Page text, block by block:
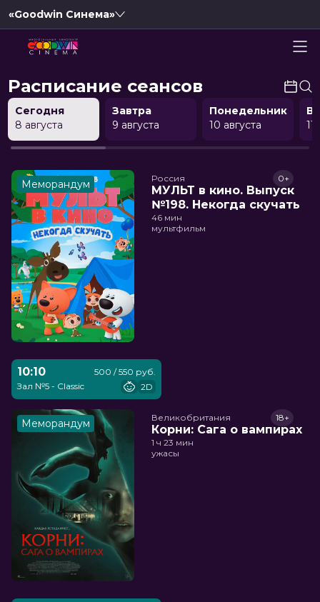
«Goodwin Синема»
Расписание сеансов
Сегодня
8 августа
Завтра
9 августа
Понедельник
10 августа
11
Меморандум Россия
МУЛЬТ в кино. Выпуск
№198. Некогда скучать
0+
46 мин
мультфильм
10:10
Зал №5 - Classic
500 / 550 руб.
2D
Меморандум Великобритания
Корни: Сага о вампирах
18+
1 ч 23 мин
ужасы